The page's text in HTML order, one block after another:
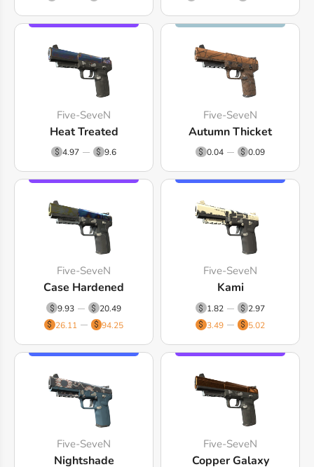
Five-SeveN
Heat Treated
4.97 9.6
Five-SeveN
Autumn Thicket
0.04 0.09
Five-SeveN
Case Hardened
9.93
20.49
26.11
94.25
Five-SeveN
Kami
1.82
2.97
3.49
5.02
Five-SeveN
Nightshade
Five-SeveN
Copper Galaxy